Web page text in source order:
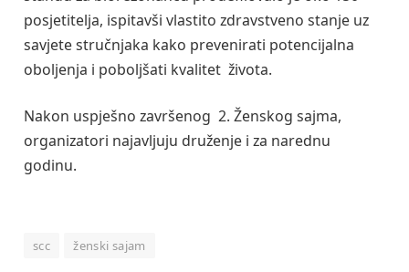
posjetitelja, ispitavši vlastito zdravstveno stanje uz
savjete stručnjaka kako prevenirati potencijalna
oboljenja i poboljšati kvalitet života.
Nakon uspješno završenog 2. Ženskog sajma,
organizatori najavljuju druženje i za narednu
godinu.
scc ženski sajam